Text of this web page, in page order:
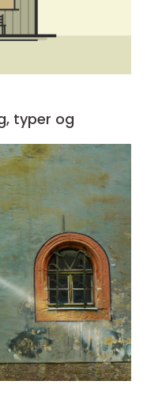
typer og